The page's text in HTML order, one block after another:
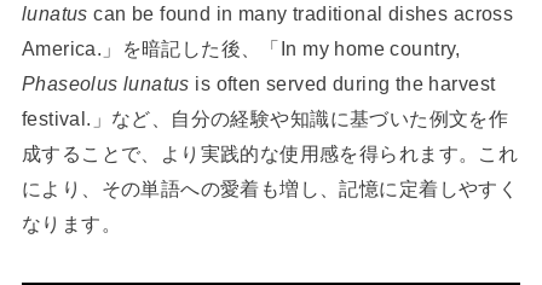
lunatus can be found in many traditional dishes across
America.」を暗記した後、「In my home country,
Phaseolus lunatus is often served during the harvest
festival.」など、自分の経験や知識に基づいた例文を作
成することで、より実践的な使用感を得られます。これ
により、その単語への愛着も増し、記憶に定着しやすく
なります。